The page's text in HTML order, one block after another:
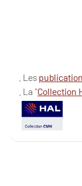
. Les
. La "Collection